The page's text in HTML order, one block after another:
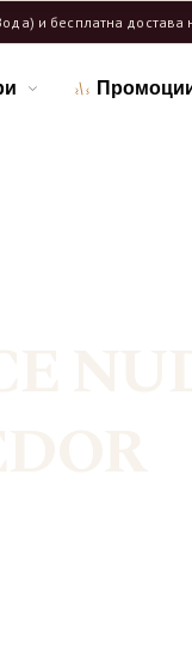
и бесплатна